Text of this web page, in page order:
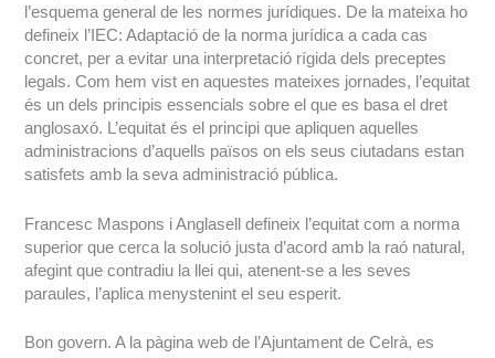
l’esquema general de les normes jurídiques. De la mateixa ho
defineix l’IEC: Adaptació de la norma jurídica a cada cas
concret, per a evitar una interpretació rígida dels preceptes
legals. Com hem vist en aquestes mateixes jornades, l’equitat
és un dels principis essencials sobre el que es basa el dret
anglosaxó. L’equitat és el principi que apliquen aquelles
administracions d’aquells països on els seus ciutadans estan
satisfets amb la seva administració pública.
Francesc Maspons i Anglasell defineix l’equitat com a norma
superior que cerca la solució justa d’acord amb la raó natural,
afegint que contradiu la llei qui, atenent-se a les seves
paraules, l’aplica menystenint el seu esperit.
Bon govern. A la pàgina web de l’Ajuntament de Celrà, es